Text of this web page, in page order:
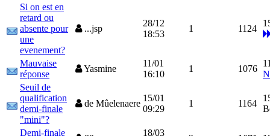
Si on est en
retard ou
absente pour
une
evenement?
...jsp
28/12
18:53
1 1124
Mauvaise
réponse
Yasmine
11/01
16:10
1 1076
Seuil de
qualification
demi-finale
"mini"?
de Mûelenaere
15/01
09:29
1 1164
Demi-finale
18/03